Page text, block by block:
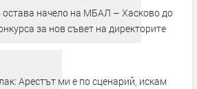
остава начело на МБАЛ – Хасково до
за нов съвет на директорите
Арестът ми е по сценарий, искам